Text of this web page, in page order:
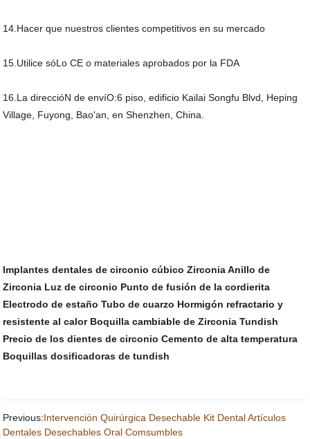
14.Hacer que nuestros clientes competitivos en su mercado
15.Utilice sóLo CE o materiales aprobados por la FDA
16.La direccióN de envíO:6 piso, edificio Kailai Songfu Blvd, Heping
Village, Fuyong, Bao'an, en Shenzhen, China.
Implantes dentales de circonio cúbico Zirconia Anillo de
Zirconia Luz de circonio Punto de fusión de la cordierita
Electrodo de estaño Tubo de cuarzo Hormigón refractario y
resistente al calor Boquilla cambiable de Zirconia Tundish
Precio de los dientes de circonio Cemento de alta temperatura
Boquillas dosificadoras de tundish
Previous:Intervención Quirúrgica Desechable Kit Dental Artículos
Dentales Desechables Oral Comsumbles